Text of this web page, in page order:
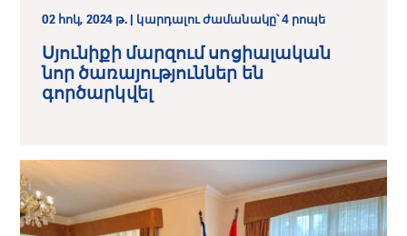
02 հոկ, 2024 թ. | կարդալու ժամանակը՝ 4 րոպե
Սյունիքի մարզում սոցիալական
նոր ծառայություններ են
գործարկվել